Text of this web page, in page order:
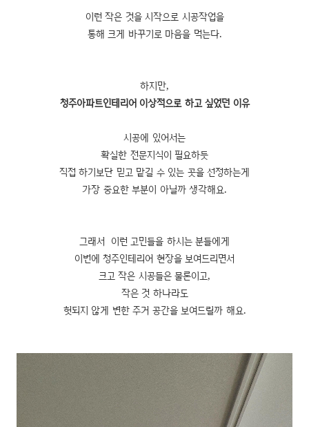
이런 작은 것을 시작으로 시공작업을
통해 크게 바꾸기로 마음을 먹는다.
하지만,
청주아파트인테리어 이상적으로 하고 싶었던 이유
시공에 있어서는
확실한 전문지식이 필요하듯
직접 하기보단 믿고 맡길 수 있는 곳을 선정하는게
가장 중요한 부분이 아닐까 생각해요.
그래서 이런 고민들을 하시는 분들에게
이번에 청주인테리어 현장을 보여드리면서
크고 작은 시공들은 물론이고,
작은 것 하나라도
헛되지 않게 변한 주거 공간을 보여드릴까 해요.